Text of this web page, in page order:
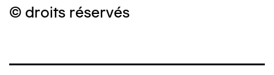
© droits réservés